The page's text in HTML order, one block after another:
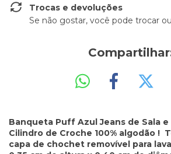
Trocas e devoluções
Se não gostar, você pode trocar
Banqueta Puff Azul Jeans de Sala
Cilindro de Croche 100% algodão !
capa de chochet removível para